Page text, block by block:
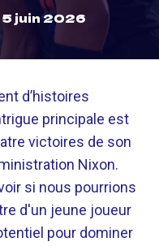
5 juin 2026
d’histoires
principale est
victoires de son
Nixon.
si nous pourrions
d'un jeune joueur
pour dominer